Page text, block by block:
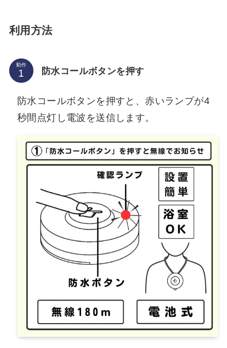
利用方法
動作 防水コールボタンを押す
防水コールボタンを押すと、赤いランプが4
秒間点灯し電波を送信します。